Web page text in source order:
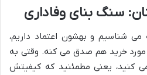
سنگ بنای وفاداری
شناسیم و بهشون اعتماد داریم،
خرید هم صدق می کنه. وقتی به
کنید، یعنی مطمئنید که کیفیتش